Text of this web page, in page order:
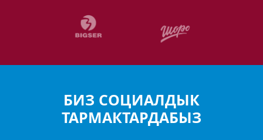
БИЗ СОЦИАЛДЫК
ТАРМАКТАРДАБЫЗ